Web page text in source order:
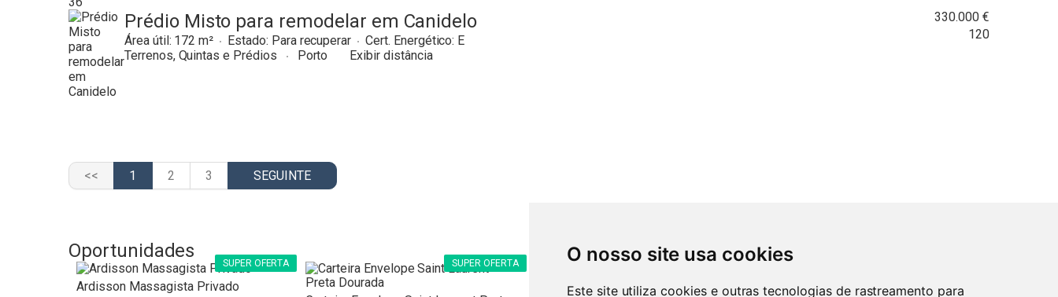
O nosso site usa cookies
Este site utiliza cookies e outras tecnologias de rastreamento para
Prédio Misto para remodelar em Canidelo
Área útil: 172 Estado: Para recuperar Cert. Energético: E
Terrenos, Quintas e Prédios
Porto Exibir distância
330.000 €
120
1 2 3
Oportunidades
Ardisson Massagista Privado
SUPER OFERTA SUPER OFERTA SUPER OFERTA
Frigorífico